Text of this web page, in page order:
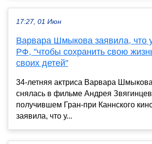
17:27, 01 Июн
Варвара Шмыкова заявила, что
РФ, "чтобы сохранить свою
своих детей"
34-летняя актриса Варвара
снялась в фильме Андрея
получившем Гран-при Каннского
заявила, что у...